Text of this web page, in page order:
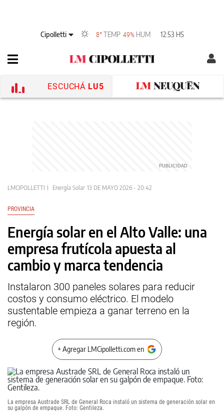
Cipolletti 8° TEMP 49% HUM 12:53 HS
ESCUCHÁ LU5
LMCIPOLLETTI Energía Solar 13 DE MAYO 2026 - 20:42
PROVINCIA
Energía solar en el Alto Valle: una
empresa frutícola apuesta al
cambio y marca tendencia
Instalaron 300 paneles solares para reducir
costos y consumo eléctrico. El modelo
sustentable empieza a ganar terreno en la
región.
+ Agregar LMCipolletti.com en
La empresa Austrade SRL de General Roca instaló un sistema de generación solar en
su galpón de empaque. Foto: Gentileza.